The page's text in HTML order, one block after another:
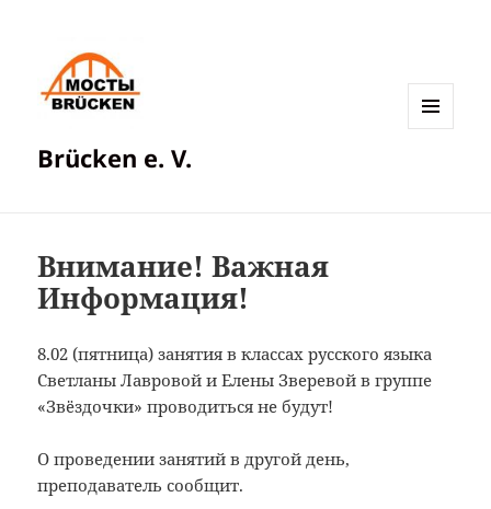
Brücken e. V.
Внимание! Важная
Информация!
8.02 (пятница) занятия в классах русского языка
Светланы Лавровой и Елены Зверевой в группе
«Звёздочки» проводиться не будут!
О проведении занятий в другой день,
преподаватель сообщит.